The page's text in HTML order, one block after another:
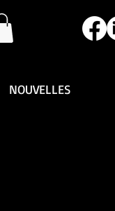
NOUVELLES